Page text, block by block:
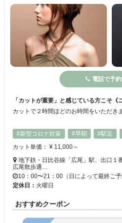
電話で予
「カットが重要」と感じている方こそ《
#新型コロナ対策
#早朝 #駅近
カット単価： ¥ 11,000～
地下鉄・日比谷線「広尾」駅、出口１
広尾散歩通…
10：00〜21：00（日によって最終ご予
定休日： 火曜日
おすすめクーポン